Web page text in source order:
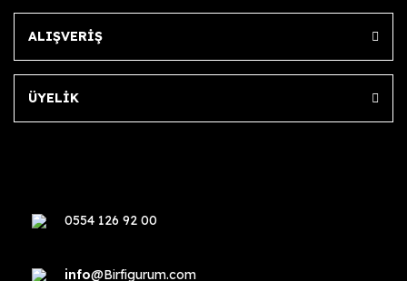
ALIŞVERİŞ
ÜYELİK
0554 126 92 00
info@Birfigurum.com